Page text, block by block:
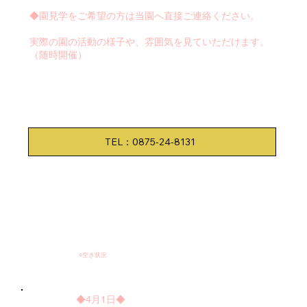
◆園見学をご希望の方は当園へ直接ご連絡ください。
​実際の園の活動の様子や、雰囲気を見ていただけます。
（随時開催）
TEL：0875-24-8131
○空き状況
◆4月1日◆